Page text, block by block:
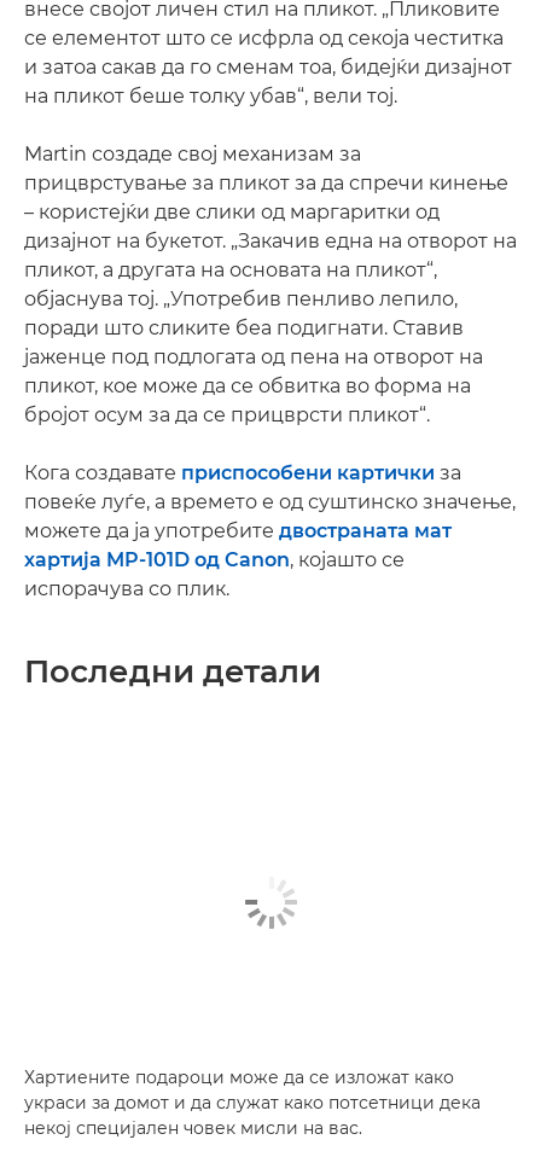
внесе својот личен стил на пликот. „Пликовите
се елементот што се исфрла од секоја честитка
и затоа сакав да го сменам тоа, бидејќи дизајнот
на пликот беше толку убав“, вели тој.
Martin создаде свој механизам за
прицврстување за пликот за да спречи кинење
– користејќи две слики од маргаритки од
дизајнот на букетот. „Закачив една на отворот на
пликот, а другата на основата на пликот“,
објаснува тој. „Употребив пенливо лепило,
поради што сликите беа подигнати. Ставив
јаженце под подлогата од пена на отворот на
пликот, кое може да се обвитка во форма на
бројот осум за да се прицврсти пликот“.
Кога создавате приспособени картички за
повеќе луѓе, а времето е од суштинско значење,
можете да ја употребите двостраната мат
хартија MP-101D од Canon, којашто се
испорачува со плик.
Последни детали
Хартиените подароци може да се изложат како
украси за домот и да служат како потсетници дека
некој специјален човек мисли на вас.